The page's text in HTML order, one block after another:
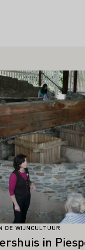
DE WIJNCULTUUR
in